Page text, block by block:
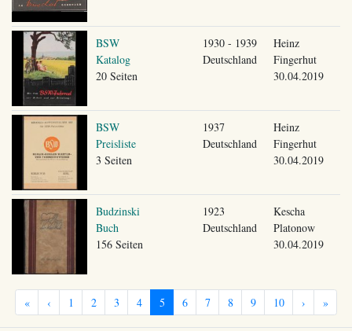
BSW
Katalog
20 Seiten
1930 - 1939
Deutschland
Heinz
Fingerhut
30.04.2019
BSW
Preisliste
3 Seiten
1937
Deutschland
Heinz
Fingerhut
30.04.2019
Budzinski
Buch
156 Seiten
1923
Deutschland
Kescha
Platonow
30.04.2019
« ‹ 1 2 3 4 5 6 7 8 9 10 › »